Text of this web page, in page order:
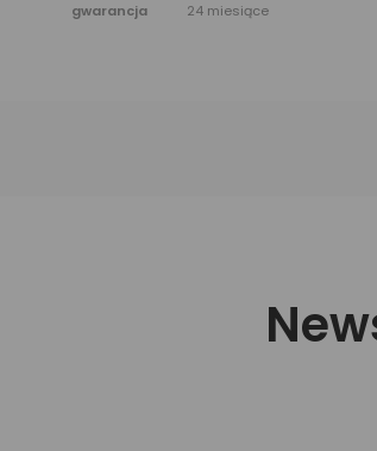
gwarancja
24 miesiące